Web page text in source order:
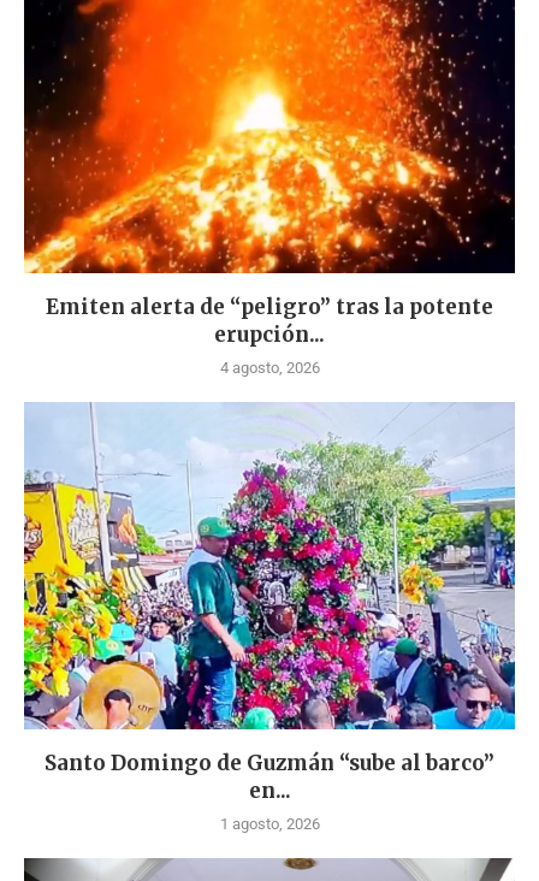
Emiten alerta de “peligro” tras la potente
erupción...
4 agosto, 2026
Santo Domingo de Guzmán “sube al barco”
en...
1 agosto, 2026